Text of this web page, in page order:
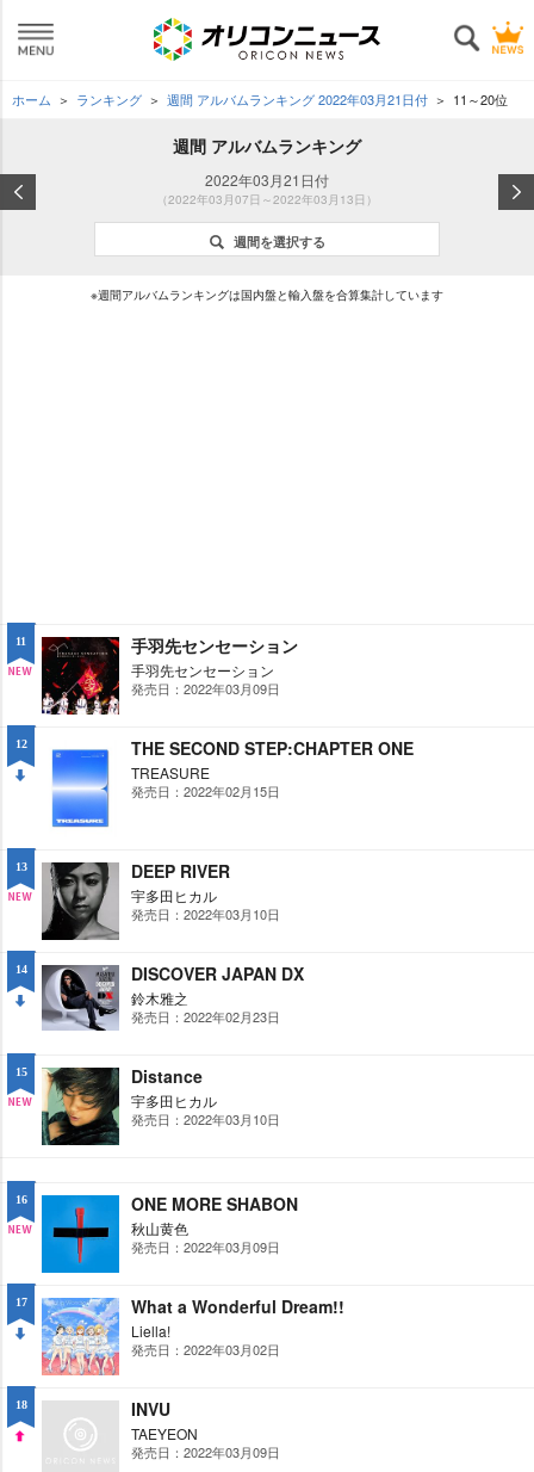
ホーム ランキング 週間 アルバムランキング 2022年03月21日付 11～20位
週間 アルバムランキング
2022年03月21日付
（2022年03月07日～2022年03月13日）
週間を選択する
※週間アルバムランキングは国内盤と輸入盤を合算集計しています
11
W
手羽先センセーション
手羽先センセーション
発売日：2022年03月09日
12 THE SECOND STEP:CHAPTER ONE
TREASURE
発売日：2022年02月15日
13
W
DEEP RIVER
宇多田ヒカル
発売日：2022年03月10日
14
WN
DISCOVER JAPAN DX
鈴木雅之
発売日：2022年02月23日
15 Distance
宇多田ヒカル
発売日：2022年03月10日
16
W
ONE MORE SHABON
秋山黄色
発売日：2022年03月09日
17
WN
What a Wonderful Dream!!
Liella!
発売日：2022年03月02日
18 INVU
TAEYEON
発売日：2022年03月09日